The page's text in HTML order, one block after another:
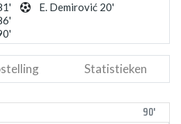
E. Demirović 20'
Statistieken
90'